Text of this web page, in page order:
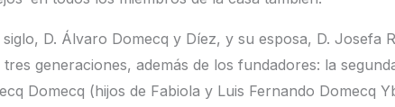
D. Álvaro Domecq y Díez, y su esposa, D. Josefa
generaciones, además de los fundadores: la
Domecq (hijos de Fabiola y Luis Fernando Domecq